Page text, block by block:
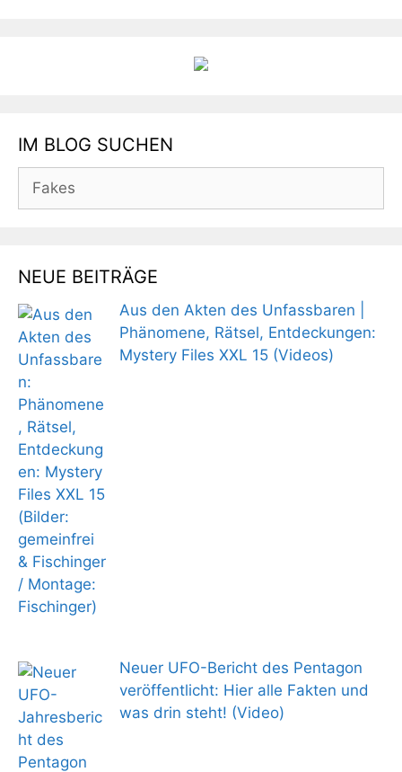
IM BLOG SUCHEN
Suchen
nach:
NEUE BEITRÄGE
Aus den Akten des Unfassbaren |
Phänomene, Rätsel, Entdeckungen:
Mystery Files XXL 15 (Videos)
Neuer UFO-Bericht des Pentagon
veröffentlicht: Hier alle Fakten und
was drin steht! (Video)